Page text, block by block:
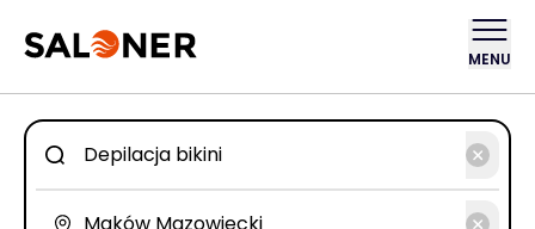
MENU